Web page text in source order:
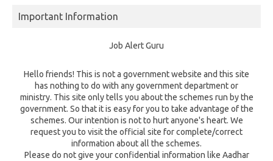
Important Information
Job Alert Guru
Hello friends! This is not a government website and this site
has nothing to do with any government department or
ministry. This site only tells you about the schemes run by the
government. So that it is easy for you to take advantage of the
schemes. Our intention is not to hurt anyone's heart. We
request you to visit the official site for complete/correct
information about all the schemes.
Please do not give your confidential information like Aadhar